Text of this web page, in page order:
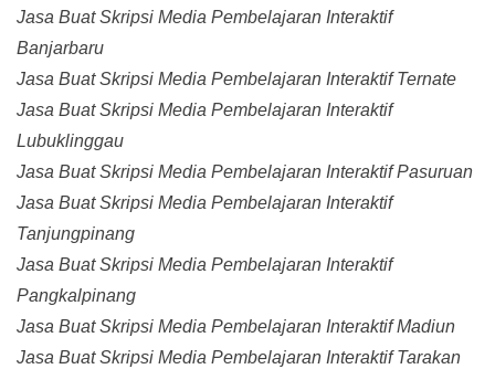
Jasa Buat Skripsi Media Pembelajaran Interaktif
Banjarbaru
Jasa Buat Skripsi Media Pembelajaran Interaktif Ternate
Jasa Buat Skripsi Media Pembelajaran Interaktif
Lubuklinggau
Jasa Buat Skripsi Media Pembelajaran Interaktif Pasuruan
Jasa Buat Skripsi Media Pembelajaran Interaktif
Tanjungpinang
Jasa Buat Skripsi Media Pembelajaran Interaktif
Pangkalpinang
Jasa Buat Skripsi Media Pembelajaran Interaktif Madiun
Jasa Buat Skripsi Media Pembelajaran Interaktif Tarakan